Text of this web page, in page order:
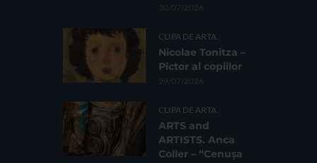
30/07/2026
CLIPA DE ARTA
Nicolae Tonitza –
Pictor al copiilor
29/07/2026
CLIPA DE ARTA
ARTS and
ARTISTS. Anca
Coller – “Cenușa